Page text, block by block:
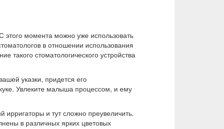
этого момента можно уже использовать
в отношении использования
такого стоматологического устройства
указки, придется его
Увлеките малыша процессом, и ему
ирригаторы и тут сложно преувеличить.
в различных ярких цветовых